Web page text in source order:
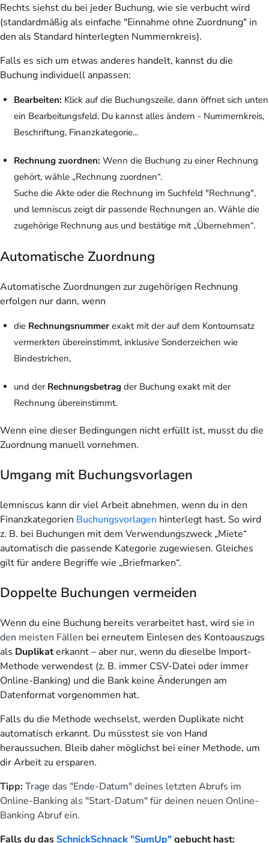
Rechts siehst du bei jeder Buchung, wie sie verbucht wird
(standardmäßig als einfache "Einnahme ohne Zuordnung" in
den als Standard hinterlegten Nummernkreis).
Falls es sich um etwas anderes handelt, kannst du die
Buchung individuell anpassen:
Bearbeiten: Klick auf die Buchungszeile, dann öffnet sich unten
ein Bearbeitungsfeld. Du kannst alles ändern - Nummernkreis,
Beschriftung, Finanzkategorie...
Rechnung zuordnen: Wenn die Buchung zu einer Rechnung
gehört, wähle „Rechnung zuordnen“.
Suche die Akte oder die Rechnung im Suchfeld "Rechnung",
und lemniscus zeigt dir passende Rechnungen an. Wähle die
zugehörige Rechnung aus und bestätige mit „Übernehmen“.
Automatische Zuordnung
Automatische Zuordnungen zur zugehörigen Rechnung
erfolgen nur dann, wenn
die Rechnungsnummer exakt mit der auf dem Kontoumsatz
vermerkten übereinstimmt, inklusive Sonderzeichen wie
Bindestrichen,
und der Rechnungsbetrag der Buchung exakt mit der
Rechnung übereinstimmt.
Wenn eine dieser Bedingungen nicht erfüllt ist, musst du die
Zuordnung manuell vornehmen.
Umgang mit Buchungsvorlagen
lemniscus kann dir viel Arbeit abnehmen, wenn du in den
Finanzkategorien Buchungsvorlagen hinterlegt hast. So wird
z. B. bei Buchungen mit dem Verwendungszweck „Miete“
automatisch die passende Kategorie zugewiesen. Gleiches
gilt für andere Begriffe wie „Briefmarken“.
Doppelte Buchungen vermeiden
Wenn du eine Buchung bereits verarbeitet hast, wird sie in
den meisten Fällen bei erneutem Einlesen des Kontoauszugs
als Duplikaterkannt – aber nur, wenn du dieselbe Import-
Methode verwendest (z. B. immer CSV-Datei oder immer
Online-Banking) und die Bank keine Änderungen am
Datenformat vorgenommen hat.
Falls du die Methode wechselst, werden Duplikate nicht
automatisch erkannt. Du müsstest sie von Hand
heraussuchen. Bleib daher möglichst bei einer Methode, um
dir Arbeit zu ersparen.
Tipp: Trage das "Ende-Datum" deines letzten Abrufs im
Online-Banking als "Start-Datum" für deinen neuen Online-
Banking Abruf ein.
Falls du dasSchnickSchnack "SumUp"gebucht hast: